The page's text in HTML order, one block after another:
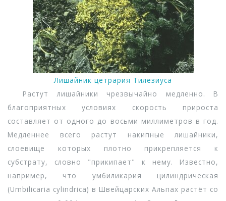
Лишайник цетрария Тилезиуса
Растут лишайники чрезвычайно медленно. В
благоприятных условиях скорость прироста
составляет от одного до восьми миллиметров в год.
Медленнее всего растут накипные лишайники,
слоевище которых плотно прикрепляется к
субстрату, словно "прикипает" к нему. Известно,
например, что умбиликария цилиндрическая
(Umbilicaria cylindrica) в Швейцарских Альпах растёт со